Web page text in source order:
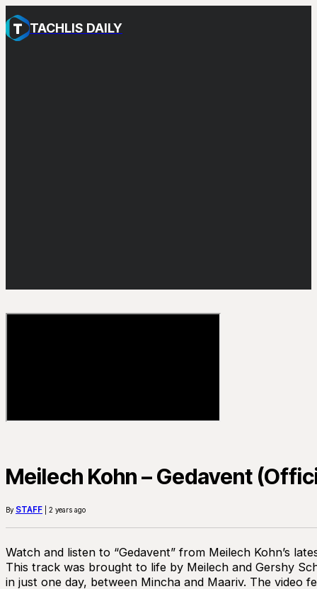
TACHLIS DAILY
By STAFF | 2 years ago
Watch and listen to “Gedavent” from Meilech Kohn’s
This track was brought to life by Meilech and Gershy
in just one day, between Mincha and Maariv. The video